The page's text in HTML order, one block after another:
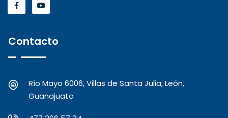
Contacto
Río Mayo 6006, Villas de Santa Julia, León,
Guanajuato